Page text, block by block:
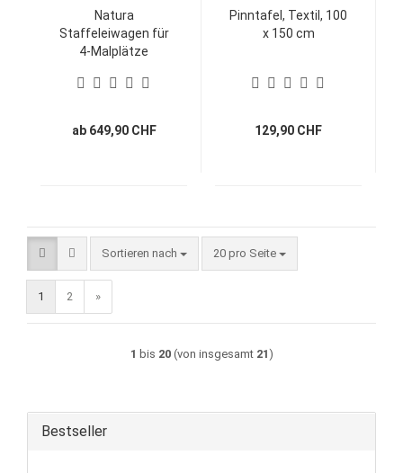
Natura
Staffeleiwagen für
4-Malplätze
ab 649,90 CHF
Pinntafel, Textil, 100
x 150 cm
129,90 CHF
Sortieren nach
Sortieren nach 20 pro Seite
pro Seite
1 2 »
1 bis 20(von insgesamt 21)
Bestseller